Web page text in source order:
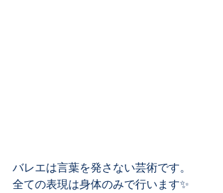
バレエは言葉を発さない芸術です。﻿
全ての表現は身体のみで行います✨﻿